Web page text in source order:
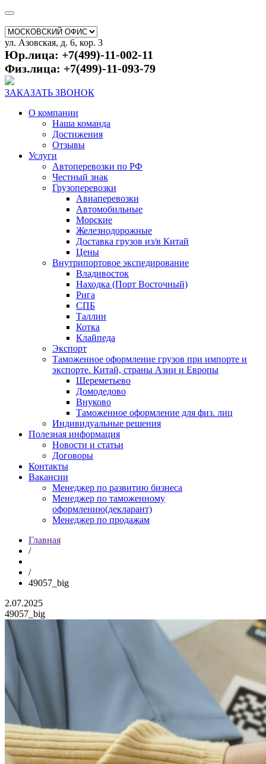
ул. Азовская, д. 6, кор. 3
Юр.лица: +7(499)-11-002-11
Физ.лица: +7(499)-11-093-79
ЗАКАЗАТЬ ЗВОНОК
О компании
Наша команда
Достижения
Отзывы
Услуги
Автоперевозки по РФ
Честный знак
Грузоперевозки
Авиаперевозки
Автомобильные
Морские
Железнодорожные
Доставка грузов из/в Китай
Цены
Внутрипортовое экспедирование
Владивосток
Находка (Порт Восточный)
Рига
СПБ
Таллин
Котка
Клайпеда
Экспорт
Таможенное оформление грузов при импорте и
экспорте. Китай, страны Азии и Европы
Шереметьево
Домодедово
Внуково
Таможенное оформление для физ. лиц
Индивидуальные решения
Полезная информация
Новости и статьи
Договоры
Контакты
Вакансии
Менеджер по развитию бизнеса
Менеджер по таможенному
оформлению(декларант)
Менеджер по продажам
Главная
/
/
49057_big
2.07.2025
49057_big